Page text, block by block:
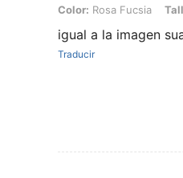
Color: Rosa Fucsia, Talla: S
Color: Rosa Fucsia
igual a la imagen
Traducir